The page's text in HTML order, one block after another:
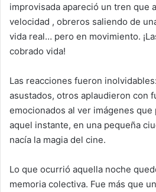
improvisada apareció un tren que
velocidad , obreros saliendo de
vida real… pero en movimiento.
cobrado vida!
Las reacciones fueron
asustados, otros aplaudieron con
emocionados al ver imágenes que
aquel instante, en una pequeña
nacía la magia del cine.
Lo que ocurrió aquella noche
memoria colectiva. Fue más que